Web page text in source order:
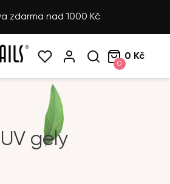
zdarma nad 1000 Kč
0
0 Kč
UV gely